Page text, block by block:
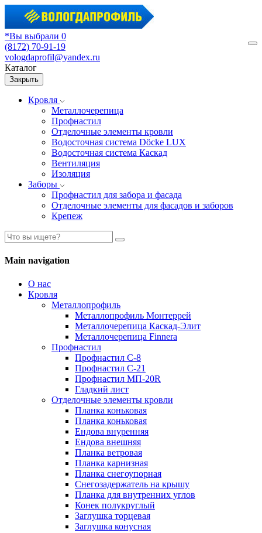
*Вы выбрали 0
(8172) 70-91-19
vologdaprofil@yandex.ru
Каталог
Закрыть
Кровля
Металлочерепица
Профнастил
Отделочные элементы кровли
Водосточная система Döcke LUX
Водосточная система Каскад
Вентиляция
Изоляция
Заборы
Профнастил для забора и фасада
Отделочные элементы для фасадов и заборов
Крепеж
Main navigation
О нас
Кровля
Металлопрофиль
Металлопрофиль Монтеррей
Металлочерепица Каскад-Элит
Металлочерепица Finnera
Профнастил
Профнастил С-8
Профнастил С-21
Профнастил МП-20R
Гладкий лист
Отделочные элементы кровли
Планка коньковая
Планка коньковая
Ендова внуренняя
Ендова внешняя
Планка ветровая
Планка карнизная
Планка снегоупорная
Снегозадержатель на крышу
Планка для внутренних углов
Конек полукруглый
Заглушка торцевая
Заглушка конусная